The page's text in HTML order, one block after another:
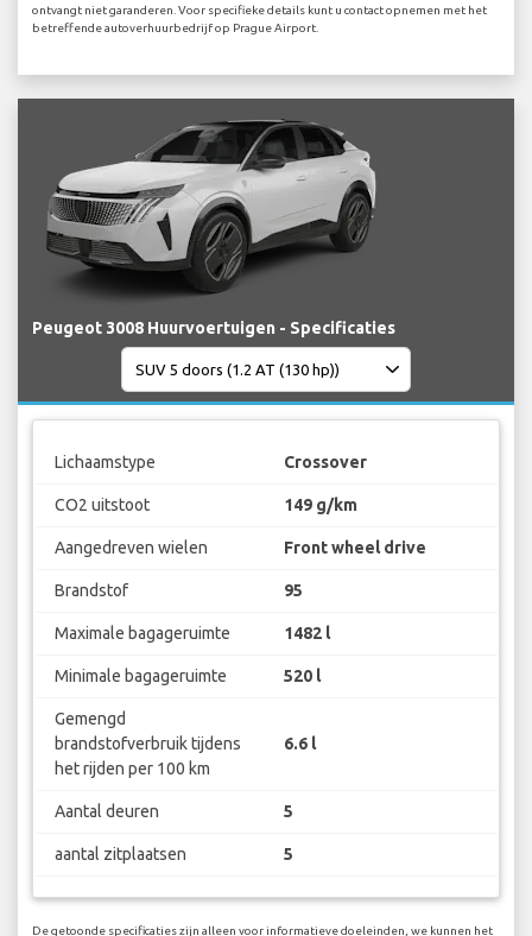
ontvangt niet garanderen. Voor specifieke details kunt u contact opnemen met het
betreffende autoverhuurbedrijf op Prague Airport.
Peugeot 3008 Huurvoertuigen - Specificaties
Lichaamstype Crossover
CO2 uitstoot 149 g/km
Aangedreven wielen Front wheel drive
Brandstof 95
Maximale bagageruimte 1482 l
Minimale bagageruimte 520 l
Gemengd
brandstofverbruik tijdens
het rijden per 100 km
6.6 l
Aantal deuren 5
aantal zitplaatsen 5
De getoonde specificaties zijn alleen voor informatieve doeleinden, we kunnen het